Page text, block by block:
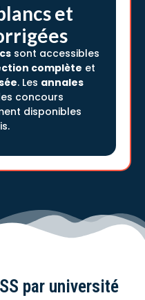
et
sont accessibles
complète et
. Les annales
concours
disponibles
par université